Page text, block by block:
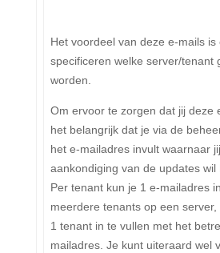
Het voordeel van deze e-mails is
specificeren welke server/tenant
worden.
Om ervoor te zorgen dat jij deze
het belangrijk dat je via de
het e-mailadres invult waarnaar
aankondiging van de updates wil
Per tenant kun je 1 e-mailadres
meerdere tenants op een
1 tenant in te vullen met het
mailadres. Je kunt uiteraard wel